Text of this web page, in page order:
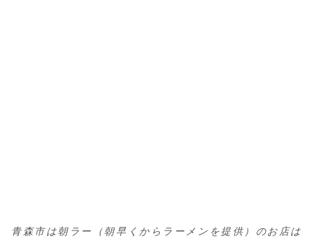
青森市は朝ラー（朝早くからラーメンを提供）のお店は